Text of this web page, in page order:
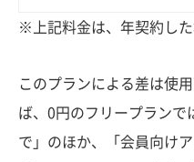
※上記料金は、年契約した
このプランによる差は使
ば、0円のフリープランで
で」のほか、「会員向け